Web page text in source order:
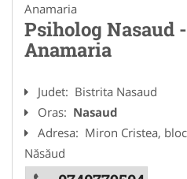
Anamaria
Psiholog Nasaud
Anamaria
Judet: Bistrita Nasaud
Oras: Nasaud
Adresa: Miron Cristea,
Năsăud